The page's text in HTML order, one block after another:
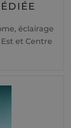
éclairage
et Centre